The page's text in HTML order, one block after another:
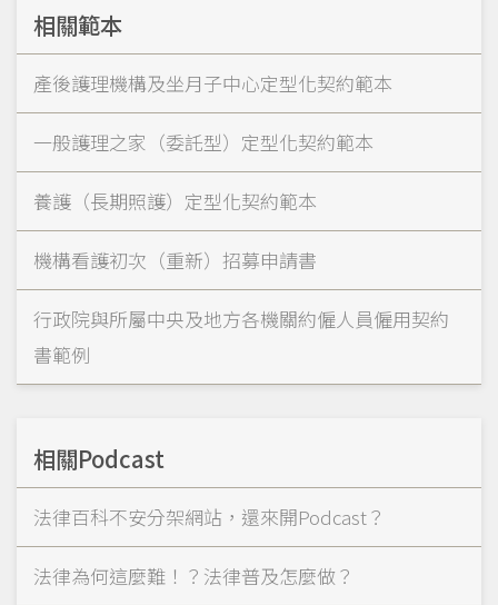
相關範本
產後護理機構及坐月子中心定型化契約範本
一般護理之家（委託型）定型化契約範本
養護（長期照護）定型化契約範本
機構看護初次（重新）招募申請書
行政院與所屬中央及地方各機關約僱人員僱用契約
書範例
相關Podcast
法律百科不安分架網站，還來開Podcast？
法律為何這麼難！？法律普及怎麼做？